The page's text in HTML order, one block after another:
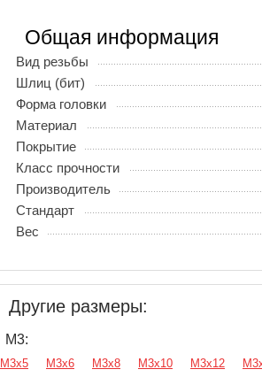
Общая информация
Вид резьбы
Шлиц (бит)
Форма головки
Материал
Покрытие
Класс прочности
Производитель
Стандарт
Вес
Другие размеры:
М3:
М3х5 М3х6 М3х8 М3х10 М3х12